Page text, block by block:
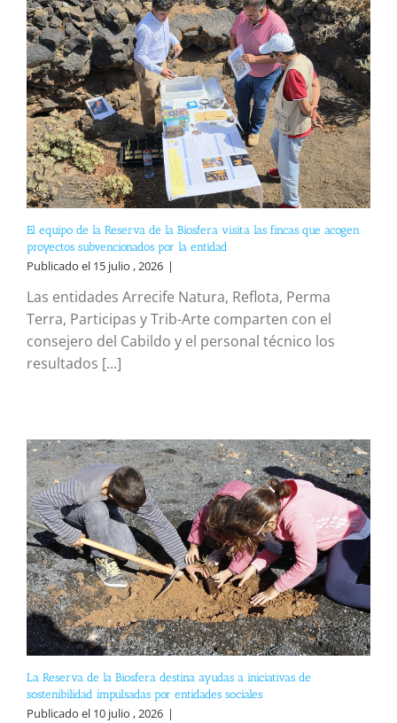
El equipo de la Reserva de la Biosfera visita las fincas que acogen
proyectos subvencionados por la entidad
Publicado el 15 julio , 2026 |
Las entidades Arrecife Natura, Reflota, Perma
Terra, Participas y Trib-Arte comparten con el
consejero del Cabildo y el personal técnico los
resultados [...]
La Reserva de la Biosfera destina ayudas a iniciativas de
sostenibilidad impulsadas por entidades sociales
Publicado el 10 julio , 2026 |